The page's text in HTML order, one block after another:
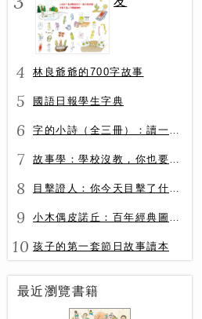
4 林良爺爺的700字故事
5 國語日報學生字典
6 字的小詩（全三冊）：讀一首詩，交一個字朋友（字字小宇宙+字字看心情+字字有意思）
7 故事學：學校沒教，你也要會的表達力
8 目擊證人：你今天目擊了什麼？
9 小木偶皮諾丘：百年經典圖文全譯版
10 孩子的第一套節日故事讀本
最近瀏覽書籍